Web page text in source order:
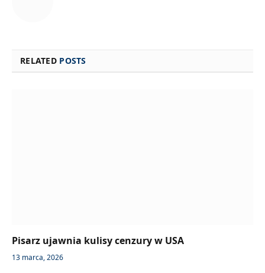
RELATED POSTS
Pisarz ujawnia kulisy cenzury w USA
13 marca, 2026